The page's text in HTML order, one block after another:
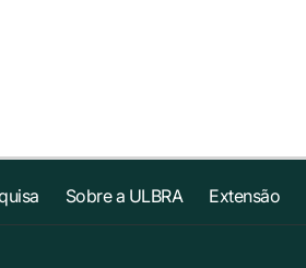
Sobre a ULBRA Extensão